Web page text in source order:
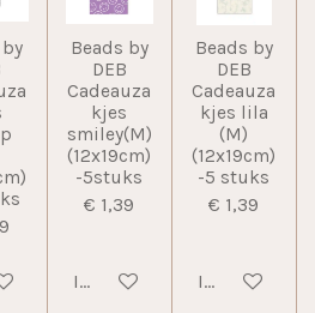
Beads by
DEB
Cadeauza
kjes
smiley(M)
(12x19cm)
-5stuks
€ 1,39
In winkelwagen
Beads by
DEB
Cadeauza
kjes lila
(M)
(12x19cm)
-5 stuks
€ 1,39
In